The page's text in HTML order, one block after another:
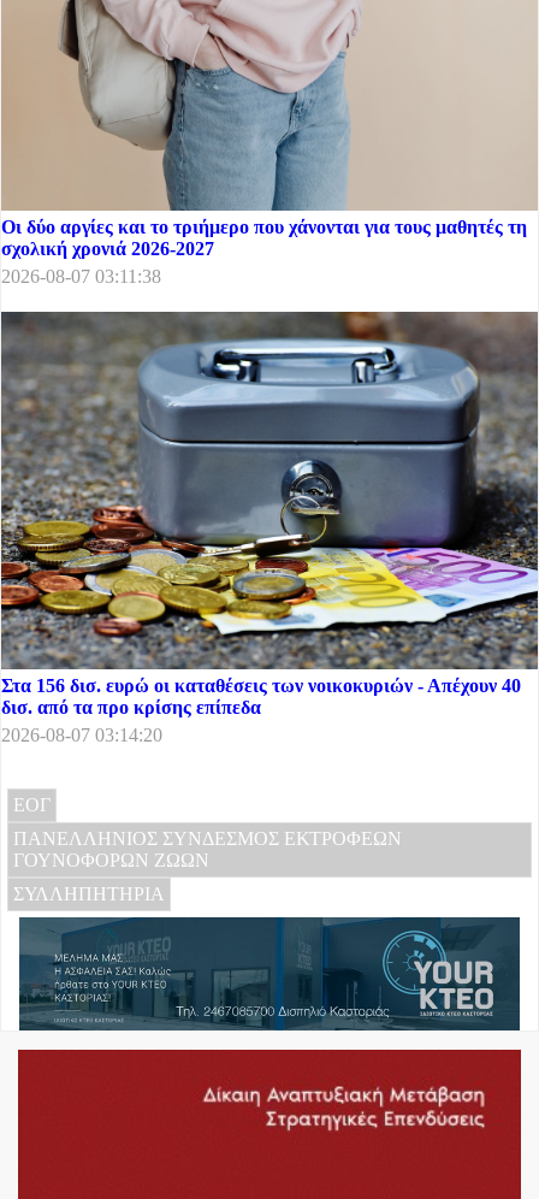
Οι δύο αργίες και το τριήμερο που χάνονται για τους μαθητές τη
σχολική χρονιά 2026-2027
2026-08-07 03:11:38
Στα 156 δισ. ευρώ οι καταθέσεις των νοικοκυριών - Απέχουν 40
δισ. από τα προ κρίσης επίπεδα
2026-08-07 03:14:20
ΕΟΓ
ΠΑΝΕΛΛΗΝΙΟΣ ΣΥΝΔΕΣΜΟΣ ΕΚΤΡΟΦΕΩΝ
ΓΟΥΝΟΦΟΡΩΝ ΖΩΩΝ
ΣΥΛΛΗΠΗΤΗΡΙΑ